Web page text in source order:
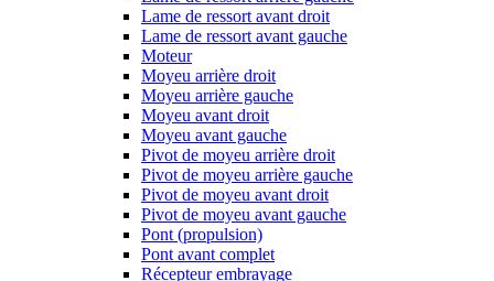
Lame de ressort avant droit
Lame de ressort avant gauche
Moteur
Moyeu arrière droit
Moyeu arrière gauche
Moyeu avant droit
Moyeu avant gauche
Pivot de moyeu arrière droit
Pivot de moyeu arrière gauche
Pivot de moyeu avant droit
Pivot de moyeu avant gauche
Pont (propulsion)
Pont avant complet
Récepteur embrayage